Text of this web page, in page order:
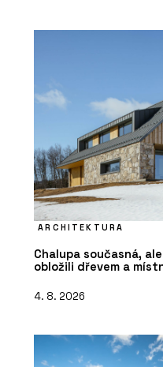
ARCHITEKTURA
Chalupa současná,
obložili dřevem a
4. 8. 2026